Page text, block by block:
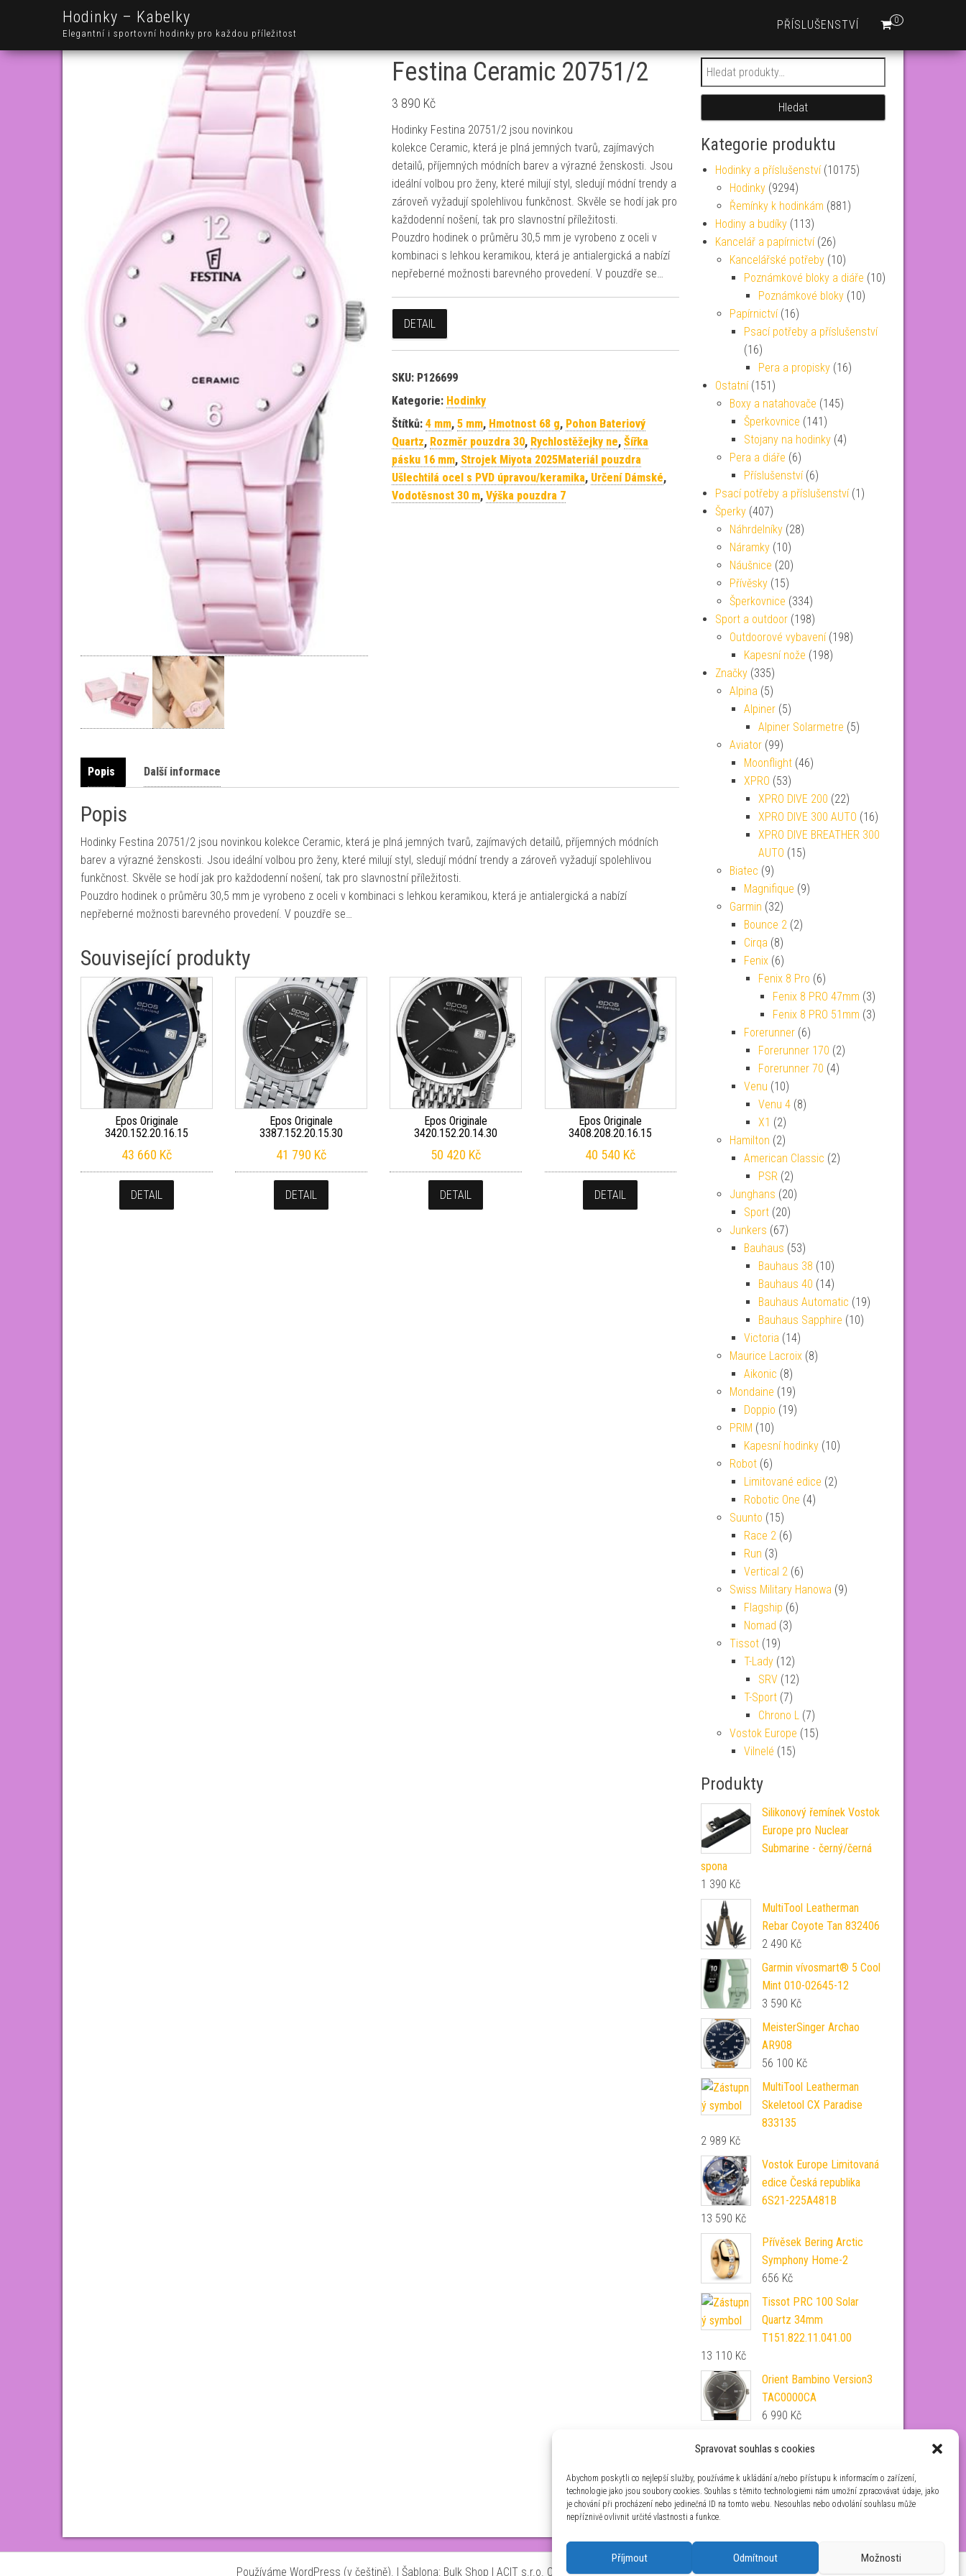
Spravovat souhlas s cookies
Abychom poskytli co nejlepší služby, používáme k ukládání a/nebo přístupu k informacím o zařízení,
technologie jako jsou soubory cookies. Souhlas s těmito technologiemi nám umožní zpracovávat údaje, jako
je chování při procházení nebo jedinečná ID na tomto webu. Nesouhlas nebo odvolání souhlasu může
nepříznivě ovlivnit určité vlastnosti a funkce.
Příjmout Odmítnout Možnosti
Hodinky – Kabelky
Elegantní i sportovní hodinky pro každou příležitost
0
PŘÍSLUŠENSTVÍ
Festina Ceramic 20751/2
3 890 Kč
Hodinky Festina 20751/2 jsou novinkou
kolekce Ceramic, která je plná jemných tvarů, zajímavých
detailů, příjemných módních barev a výrazné ženskosti. Jsou
ideální volbou pro ženy, které milují styl, sledují módní trendy a
zároveň vyžadují spolehlivou funkčnost. Skvěle se hodí jak pro
každodenní nošení, tak pro slavnostní příležitosti.
Pouzdro hodinek o průměru 30,5 mm je vyrobeno z oceli v
kombinaci s lehkou keramikou, která je antialergická a nabízí
nepřeberné možnosti barevného provedení. V pouzdře se…
DETAIL
SKU: P126699
Kategorie: Hodinky
Štítků: 4 mm, 5 mm, Hmotnost 68 g, Pohon Bateriový
Quartz, Rozměr pouzdra 30, Rychlostěžejky ne, Šířka
pásku 16 mm, Strojek Miyota 2025Materiál pouzdra
Ušlechtilá ocel s PVD úpravou/keramika, Určení Dámské,
Vodotěsnost 30 m, Výška pouzdra 7
Popis Další informace
Popis
Hodinky Festina 20751/2 jsou novinkou kolekce Ceramic, která je plná jemných tvarů, zajímavých detailů, příjemných módních
barev a výrazné ženskosti. Jsou ideální volbou pro ženy, které milují styl, sledují módní trendy a zároveň vyžadují spolehlivou
funkčnost. Skvěle se hodí jak pro každodenní nošení, tak pro slavnostní příležitosti.
Pouzdro hodinek o průměru 30,5 mm je vyrobeno z oceli v kombinaci s lehkou keramikou, která je antialergická a nabízí
nepřeberné možnosti barevného provedení. V pouzdře se…
Související produkty
Epos Originale
3420.152.20.16.15
43 660 Kč
DETAIL
Epos Originale
3387.152.20.15.30
41 790 Kč
DETAIL
Epos Originale
3420.152.20.14.30
50 420 Kč
DETAIL
Epos Originale
3408.208.20.16.15
40 540 Kč
DETAIL
Hledat:
Hledat
Kategorie produktu
Hodinky a příslušenství (10175)
Hodinky (9294)
Řemínky k hodinkám (881)
Hodiny a budíky (113)
Kancelář a papírnictví (26)
Kancelářské potřeby (10)
Poznámkové bloky a diáře (10)
Poznámkové bloky (10)
Papírnictví (16)
Psací potřeby a příslušenství
(16)
Pera a propisky (16)
Ostatní (151)
Boxy a natahovače (145)
Šperkovnice (141)
Stojany na hodinky (4)
Pera a diáře (6)
Příslušenství (6)
Psací potřeby a příslušenství (1)
Šperky (407)
Náhrdelníky (28)
Náramky (10)
Náušnice (20)
Přívěsky (15)
Šperkovnice (334)
Sport a outdoor (198)
Outdoorové vybavení (198)
Kapesní nože (198)
Značky (335)
Alpina (5)
Alpiner (5)
Alpiner Solarmetre (5)
Aviator (99)
Moonflight (46)
XPRO (53)
XPRO DIVE 200 (22)
XPRO DIVE 300 AUTO (16)
XPRO DIVE BREATHER 300
AUTO (15)
Biatec (9)
Magnifique (9)
Garmin (32)
Bounce 2 (2)
Cirqa (8)
Fenix (6)
Fenix 8 Pro (6)
Fenix 8 PRO 47mm (3)
Fenix 8 PRO 51mm (3)
Forerunner (6)
Forerunner 170 (2)
Forerunner 70 (4)
Venu (10)
Venu 4 (8)
X1 (2)
Hamilton (2)
American Classic (2)
PSR (2)
Junghans (20)
Sport (20)
Junkers (67)
Bauhaus (53)
Bauhaus 38 (10)
Bauhaus 40 (14)
Bauhaus Automatic (19)
Bauhaus Sapphire (10)
Victoria (14)
Maurice Lacroix (8)
Aikonic (8)
Mondaine (19)
Doppio (19)
PRIM (10)
Kapesní hodinky (10)
Robot (6)
Limitované edice (2)
Robotic One (4)
Suunto (15)
Race 2 (6)
Run (3)
Vertical 2 (6)
Swiss Military Hanowa (9)
Flagship (6)
Nomad (3)
Tissot (19)
T-Lady (12)
SRV (12)
T-Sport (7)
Chrono L (7)
Vostok Europe (15)
Vilnelé (15)
Produkty
Silikonový řemínek Vostok
Europe pro Nuclear
Submarine - černý/černá
spona
1 390 Kč
MultiTool Leatherman
Rebar Coyote Tan 832406
2 490 Kč
Garmin vívosmart® 5 Cool
Mint 010-02645-12
3 590 Kč
MeisterSinger Archao
AR908
56 100 Kč
MultiTool Leatherman
Skeletool CX Paradise
833135
2 989 Kč
Vostok Europe Limitovaná
edice Česká republika
6S21-225A481B
13 590 Kč
Přívěsek Bering Arctic
Symphony Home-2
656 Kč
Tissot PRC 100 Solar
Quartz 34mm
T151.822.11.041.00
13 110 Kč
Orient Bambino Version3
TAC0000CA
6 990 Kč
Damascus 38mm
T137.807.96.081.00
27 940Kč
Používáme WordPress (v češtině). | Šablona: Bulk Shop | ACIT s.r.o. Chodovská 228/3 Praha 4 IČ: 26454424